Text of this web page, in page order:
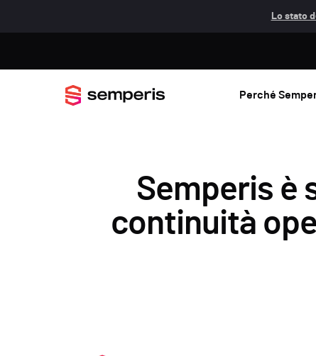
Lo stato
Perché
Semperis è
continuità